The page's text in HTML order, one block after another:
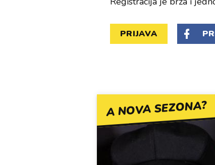
PRIJAVA
A NOVA SEZONA?